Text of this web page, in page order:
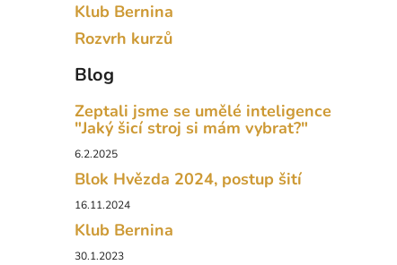
Klub Bernina
Rozvrh kurzů
Blog
Zeptali jsme se umělé inteligence
"Jaký šicí stroj si mám vybrat?"
6.2.2025
Blok Hvězda 2024, postup šití
16.11.2024
Klub Bernina
30.1.2023